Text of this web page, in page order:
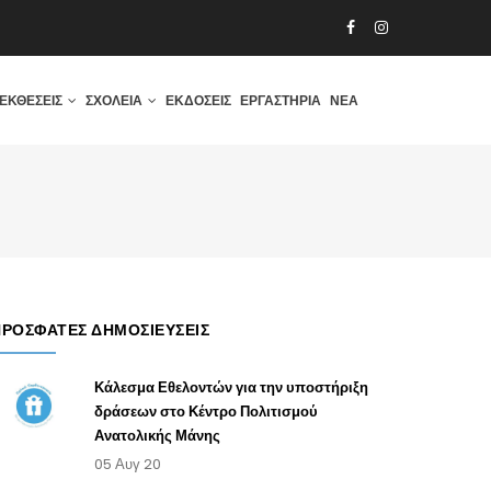
ΕΚΘΈΣΕΙΣ ΣΧΟΛΕΊΑ ΕΚΔΌΣΕΙΣ ΕΡΓΑΣΤΉΡΙΑ ΝΈΑ
ΔΗΜΟΣΙΕΎΣΕΙΣ
Κάλεσμα Εθελοντών για την υποστήριξη
δράσεων στο Κέντρο Πολιτισμού
Ανατολικής Μάνης
05 Αυγ 20